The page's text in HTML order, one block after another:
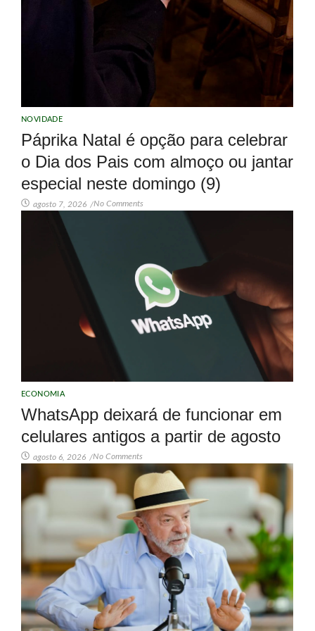
NOVIDADE
Páprika Natal é opção para celebrar
o Dia dos Pais com almoço ou jantar
especial neste domingo (9)
agosto 7, 2026 /No Comments
ECONOMIA
WhatsApp deixará de funcionar em
celulares antigos a partir de agosto
agosto 6, 2026 /No Comments